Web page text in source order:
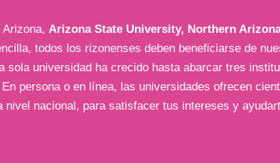
Arizona State University, Northern
todos los rizonenses deben beneficiarse de
sola universidad ha crecido hasta abarcar tres
persona o en línea, las universidades ofrecen
nacional, para satisfacer tus intereses y